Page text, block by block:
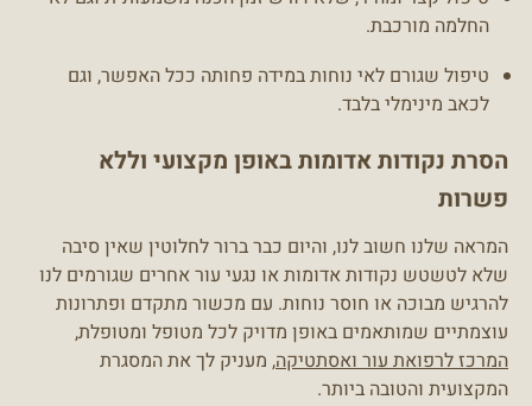
החלמה מורכבת.
טיפול שגורם לאי נוחות במידה פחותה ככל האפשר, וגם
לכאב מינימלי בלבד.
הסרת נקודות אדומות באופן מקצועי וללא
פשרות
המראה שלנו חשוב לנו, והיום כבר ברור לחלוטין שאין סיבה
שלא לטשטש נקודות אדומות או נגעי עור אחרים שגורמים לנו
להרגיש מבוכה או חוסר נוחות. עם מכשור מתקדם ופתרונות
עוצמתיים שמותאמים באופן מדויק לכל מטופל ומטופלת,
המרכז לרפואת עור ואסתטיקה, מעניק לך את המסגרת
המקצועית והטובה ביותר.